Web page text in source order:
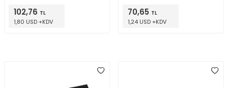
102,76 TL
1,80 USD +KDV
70,65 TL
1,24 USD +KDV